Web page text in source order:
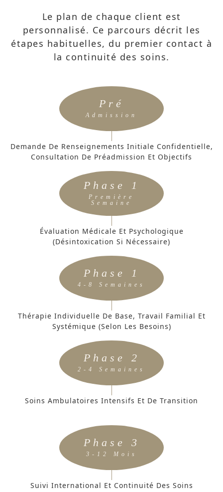
Le plan de chaque client est
personnalisé. Ce parcours décrit les
étapes habituelles, du premier contact à
la continuité des soins.
Pré
Admission
Demande De Renseignements Initiale Confidentielle,
Consultation De Préadmission Et Objectifs
Phase 1
Première
Semaine
Évaluation Médicale Et Psychologique
(désintoxication Si Nécessaire)
Phase 1
4-8 Semaines
Thérapie Individuelle De Base, Travail Familial Et
Systémique (selon Les Besoins)
Phase 2
2-4 Semaines
Soins Ambulatoires Intensifs Et De Transition
Phase 3
3-12 Mois
Suivi International Et Continuité Des Soins